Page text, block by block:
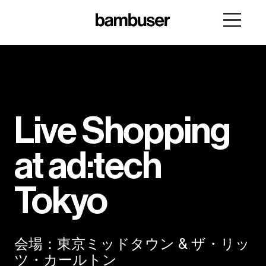
Live Shopping
at ad:tech
Tokyo
会場：東京ミッドタウン & ザ・リッ
ツ・カールトン